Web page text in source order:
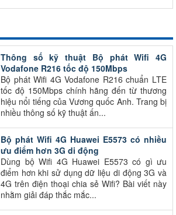
Thông số kỹ thuật Bộ phát Wifi 4G
Vodafone R216 tốc độ 150Mbps
Bộ phát Wifi 4G Vodafone R216 chuẩn LTE
tốc độ 150Mbps chính hãng đến từ thương
hiệu nổi tiếng của Vương quốc Anh. Trang bị
nhiều thông số kỹ thuật ấn...
Bộ phát Wifi 4G Huawei E5573 có nhiều
ưu điểm hơn 3G di động
Dùng bộ Wifi 4G Huawei E5573 có gì ưu
điểm hơn khi sử dụng dữ liệu di động 3G và
4G trên điện thoại chia sẻ Wifi? Bài viết này
nhằm giải đáp thắc mắc...